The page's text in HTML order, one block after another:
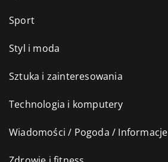
Sport
Styl i moda
Sztuka i zainteresowania
Technologia i komputery
Wiadomości / Pogoda / Informacje